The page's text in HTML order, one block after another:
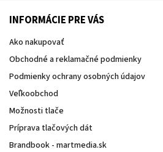
INFORMÁCIE PRE VÁS
Ako nakupovať
Obchodné a reklamačné podmienky
Podmienky ochrany osobných údajov
Veľkoobchod
Možnosti tlače
Príprava tlačových dát
Brandbook - martmedia.sk